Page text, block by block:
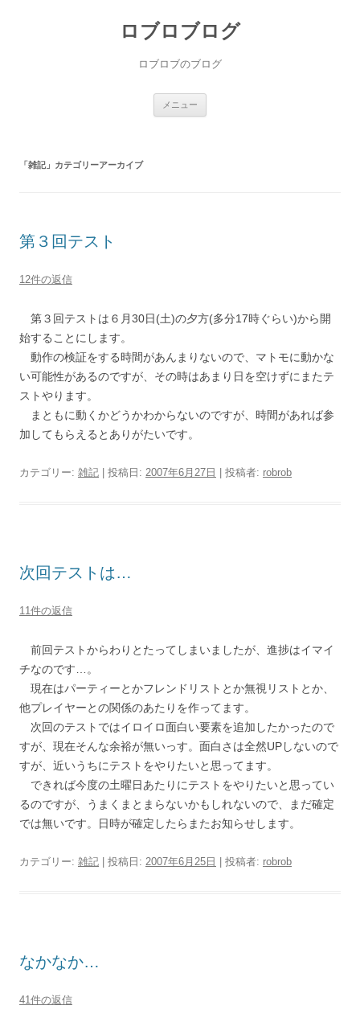
ロブロブログ
ロブロブのブログ
メニュー
「雑記」カテゴリーアーカイブ
第３回テスト
12件の返信
第３回テストは６月30日(土)の夕方(多分17時ぐらい)から開
始することにします。
動作の検証をする時間があんまりないので、マトモに動かな
い可能性があるのですが、その時はあまり日を空けずにまたテ
ストやります。
まともに動くかどうかわからないのですが、時間があれば参
加してもらえるとありがたいです。
カテゴリー: 雑記 | 投稿日: 2007年6月27日 投稿者: robrob
次回テストは…
11件の返信
前回テストからわりとたってしまいましたが、進捗はイマイ
チなのです…。
現在はパーティーとかフレンドリストとか無視リストとか、
他プレイヤーとの関係のあたりを作ってます。
次回のテストではイロイロ面白い要素を追加したかったので
すが、現在そんな余裕が無いっす。面白さは全然UPしないので
すが、近いうちにテストをやりたいと思ってます。
できれば今度の土曜日あたりにテストをやりたいと思ってい
るのですが、うまくまとまらないかもしれないので、まだ確定
では無いです。日時が確定したらまたお知らせします。
カテゴリー: 雑記 | 投稿日: 2007年6月25日 投稿者: robrob
なかなか…
41件の返信